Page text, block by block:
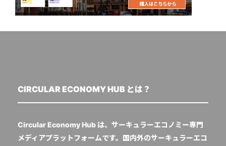
CIRCULAR ECONOMY HUB とは？
Circular Economy Hub は、サーキュラーエコノミー専門
メディアプラットフォームです。国内外のサーキュラーエコ